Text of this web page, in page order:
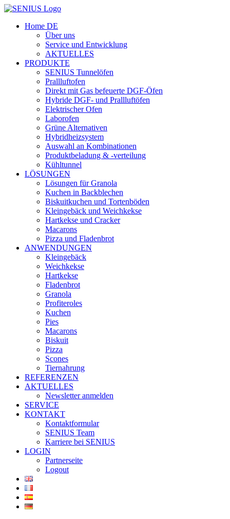
Skip
contentHome DE
Über uns
Service und Entwicklung
AKTUELLES
PRODUKTE
SENIUS Tunnelöfen
Prallluftofen
Direkt mit Gas befeuerte DGF-Öfen
Hybride DGF- und Prallluftöfen
Elektrischer Ofen
Laborofen
Grüne Alternativen
Hybridheizsystem
Auswahl an Kombinationen
Produktbeladung & -verteilung
Kühltunnel
LÖSUNGEN
Lösungen für Granola
Kuchen in Backblechen
Biskuitkuchen und Tortenböden
Kleingebäck und Weichkekse
Hartkekse und Cracker
Macarons
Pizza und Fladenbrot
ANWENDUNGEN
Kleingebäck
Weichkekse
Hartkekse
Fladenbrot
Granola
Profiteroles
Kuchen
Pies
Macarons
Biskuit
Pizza
Scones
Tiernahrung
REFERENZEN
AKTUELLES
Newsletter anmelden
SERVICE
KONTAKT
Kontaktformular
SENIUS Team
Karriere bei SENIUS
LOGIN
Partnerseite
Logout